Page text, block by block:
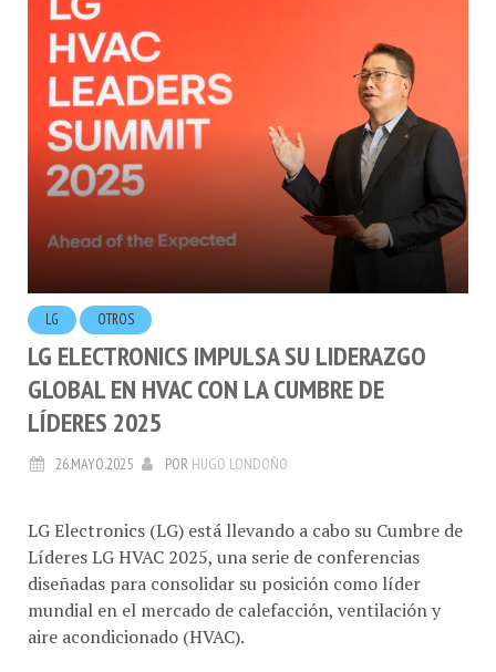
LG OTROS
LG ELECTRONICS IMPULSA SU LIDERAZGO
GLOBAL EN HVAC CON LA CUMBRE DE
LÍDERES 2025
26.MAYO.2025
Líderes LG HVAC 2025, una serie de conferencias
diseñadas para consolidar su posición como líder
mundial en el mercado de calefacción, ventilación y
aire acondicionado (HVAC).